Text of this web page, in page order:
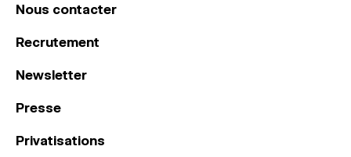
Nous contacter
Recrutement
Newsletter
Presse
Privatisations